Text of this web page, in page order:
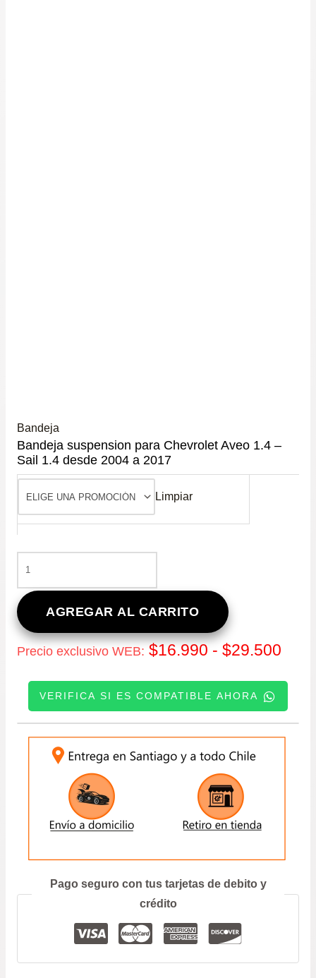
Bandeja
Bandeja suspension para Chevrolet Aveo 1.4 –
Sail 1.4 desde 2004 a 2017
Limpiar
SUSPENSION
PARA
CHEVROLET
AVEO
1.4
1.4
DESDE
2004
CANTIDAD
AGREGAR AL CARRITO
Precio exclusivo WEB: $16.990 - $29.500
de
VERIFICA SI ES COMPATIBLE AHORA
Pago seguro con tus tarjetas de debito y
crédito